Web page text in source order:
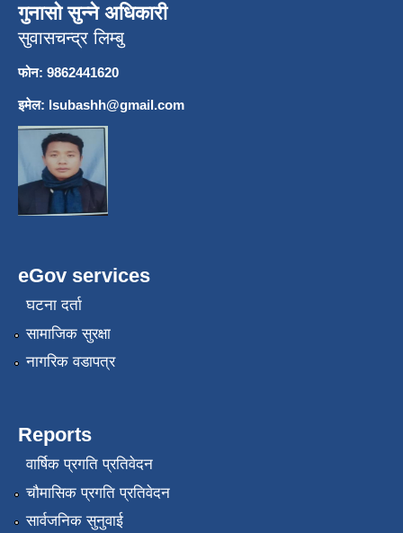
गुनासो सुन्ने अधिकारी
सुवासचन्द्र लिम्बु
फोन: 9862441620
इमेल: lsubashh@gmail.com
eGov services
घटना दर्ता
सामाजिक सुरक्षा
नागरिक वडापत्र
Reports
वार्षिक प्रगति प्रतिवेदन
चौमासिक प्रगति प्रतिवेदन
सार्वजनिक सुनुवाई